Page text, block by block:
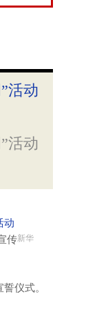
活动
活动
动
传新华
仪式。